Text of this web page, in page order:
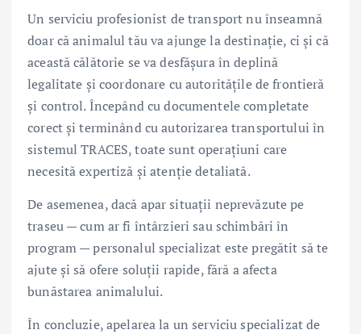
Un serviciu profesionist de transport nu înseamnă
doar că animalul tău va ajunge la destinație, ci și că
această călătorie se va desfășura în deplină
legalitate și coordonare cu autoritățile de frontieră
și control. Începând cu documentele completate
corect și terminând cu autorizarea transportului în
sistemul TRACES, toate sunt operațiuni care
necesită expertiză și atenție detaliată.
De asemenea, dacă apar situații neprevăzute pe
traseu — cum ar fi întârzieri sau schimbări în
program — personalul specializat este pregătit să te
ajute și să ofere soluții rapide, fără a afecta
bunăstarea animalului.
În concluzie, apelarea la un serviciu specializat de